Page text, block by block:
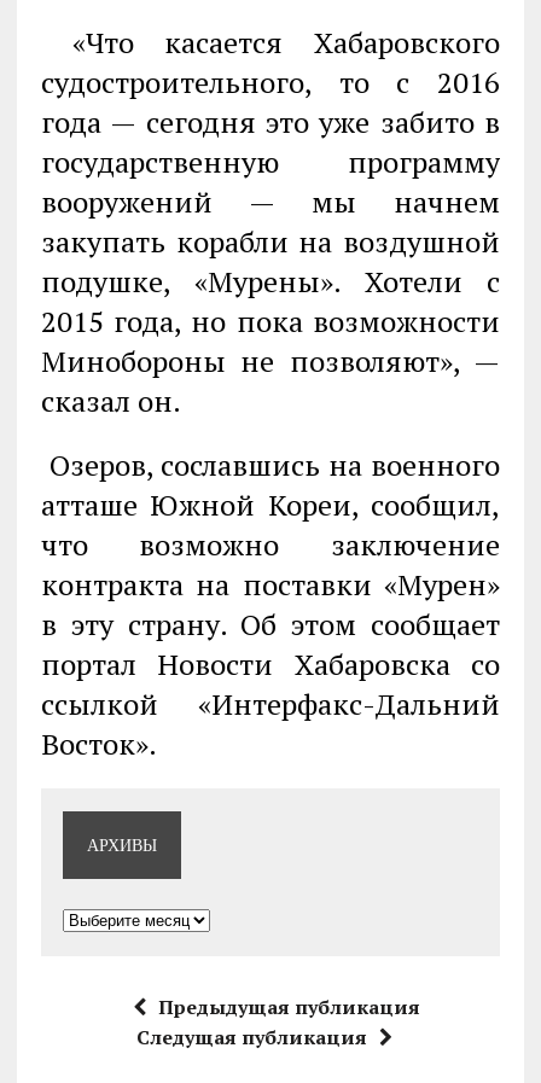
«Что касается Хабаровского
судостроительного, то с 2016
года — сегодня это уже забито в
государственную программу
вооружений — мы начнем
закупать корабли на воздушной
подушке, «Мурены». Хотели с
2015 года, но пока возможности
Минобороны не позволяют», —
сказал он.
Озеров, сославшись на военного
атташе Южной Кореи, сообщил,
что возможно заключение
контракта на поставки «Мурен»
в эту страну. Об этом сообщает
портал Новости Хабаровска со
ссылкой «Интерфакс-Дальний
Восток».
АРХИВЫ
Архивы
Предыдущая публикация
Следущая публикация